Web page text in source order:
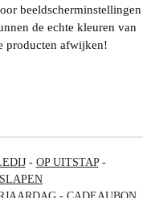
beeldscherminstellingen
de echte kleuren van
producten afwijken!
- OP UITSTAP-
SLAPEN